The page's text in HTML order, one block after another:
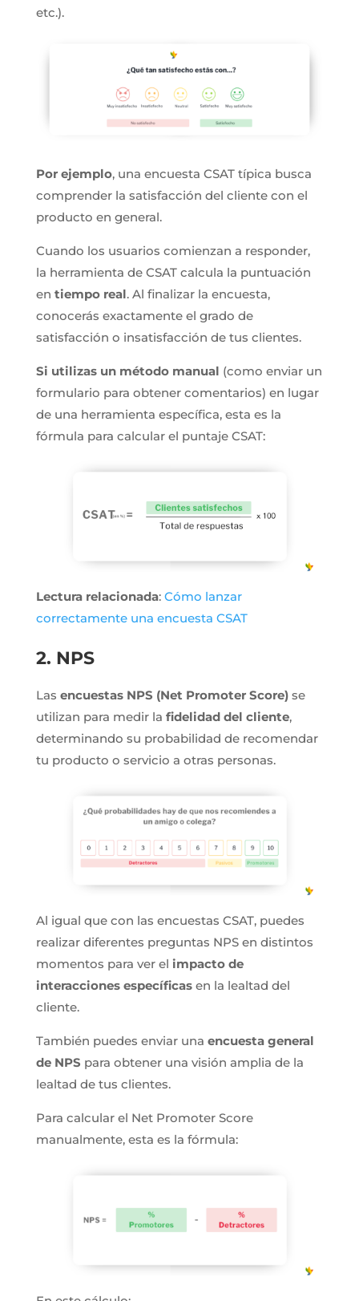
etc.).
Por ejemplo, una encuesta CSAT típica busca
comprender la satisfacción del cliente con el
producto en general.
Cuando los usuarios comienzan a responder,
la herramienta de CSAT calcula la puntuación
en tiempo real. Al finalizar la encuesta,
conocerás exactamente el grado de
satisfacción o insatisfacción de tus clientes.
Si utilizas un método manual (como enviar un
formulario para obtener comentarios) en lugar
de una herramienta específica, esta es la
fórmula para calcular el puntaje CSAT:
Lectura relacionada: Cómo lanzar
correctamente una encuesta CSAT
2. NPS
Las encuestas NPS (Net Promoter Score)se
utilizan para medir la fidelidad del cliente,
determinando su probabilidad de recomendar
tu producto o servicio a otras personas.
Al igual que con las encuestas CSAT, puedes
realizar diferentes preguntas NPS en distintos
momentos para ver el impacto de
interacciones específicasen la lealtad del
cliente.
También puedes enviar una encuesta general
de NPS para obtener una visión amplia de la
lealtad de tus clientes.
Para calcular el Net Promoter Score
manualmente, esta es la fórmula: